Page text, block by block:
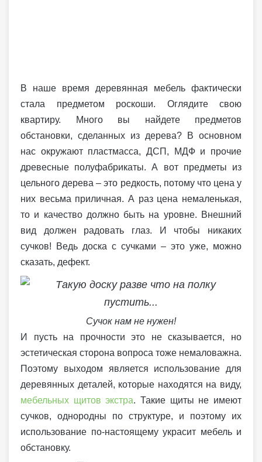
В наше время деревянная мебель фактически
стала предметом роскоши. Оглядите свою
квартиру. Много вы найдете предметов
обстановки, сделанных из дерева? В основном
нас окружают пластмасса, ДСП, МДФ и прочие
древесные полуфабрикаты. А вот предметы из
цельного дерева – это редкость, потому что цена у
них весьма приличная. А раз цена немаленькая,
то и качество должно быть на уровне. Внешний
вид должен радовать глаз. И чтобы никаких
сучков! Ведь доска с сучками – это уже, можно
сказать, дефект.
Сучок нам не нужен!
И пусть на прочности это не сказывается, но
эстетическая сторона вопроса тоже немаловажна.
Поэтому выходом является использование для
деревянных деталей, которые находятся на виду,
мебельных щитов экстра. Такие щиты не имеют
сучков, однородны по структуре, и поэтому их
использование по-настоящему украсит мебель и
обстановку.